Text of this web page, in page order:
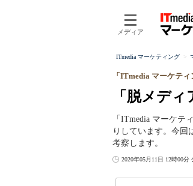
メディア
ITmedia マーケティング
「脱メデ
「ITmedia マーケテ
「ITmedia マーケ
りしています。今回
考察します。
2020年05月11日 12時00分